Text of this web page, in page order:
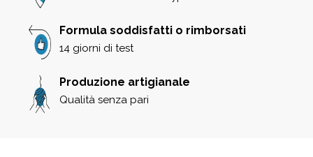
Formula soddisfatti o rimborsati
14 giorni di test
Produzione artigianale
Qualità senza pari